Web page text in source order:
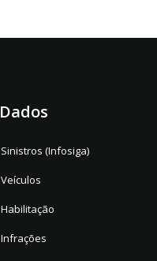
Dados
Sinistros (Infosiga)
Veículos
Habilitação
Infrações